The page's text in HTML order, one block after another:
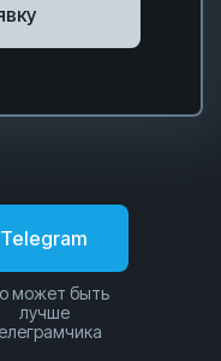
Telegram
может быть
лучше